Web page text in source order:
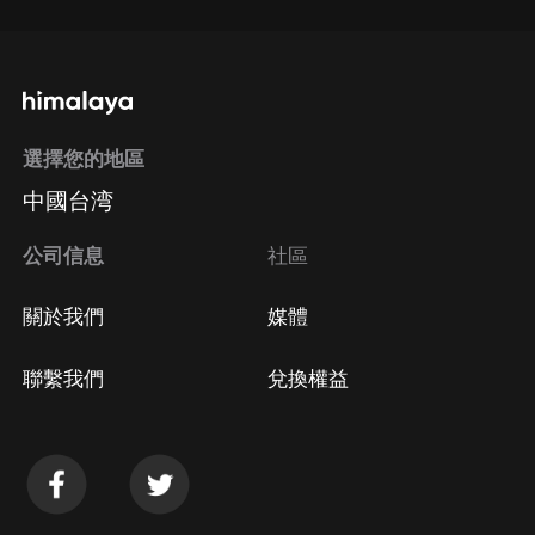
選擇您的地區
中國台湾
公司信息
關於我們
聯繫我們
社區
媒體
兌換權益